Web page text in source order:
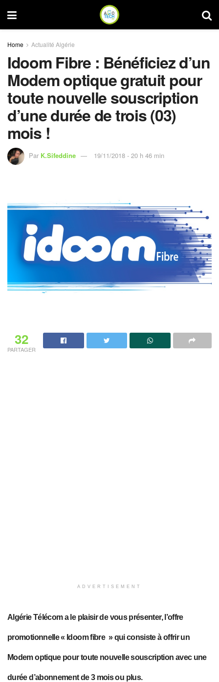
Home Actualité Algérie
Idoom Fibre : Bénéficiez d’un
Modem optique gratuit pour
toute nouvelle souscription
d’une durée de trois (03)
mois !
Par K.Sifeddine 19/11/2018 - 20 h 46 min
32
PARTAGER
ADVERTISEMENT
Algérie Télécom a le plaisir de vous présenter, l’offre
promotionnelle « Idoom fibre » qui consiste à offrir un
Modem optique pour toute nouvelle souscription avec une
durée d’abonnement de 3 mois ou plus.